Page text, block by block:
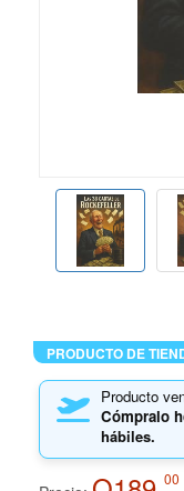
PRODUCTO DE
Producto
Cómpralo
hábiles.
00